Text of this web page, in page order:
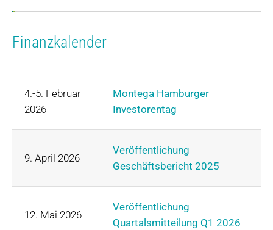
Finanzkalender
4.-5. Februar
2026
Montega Hamburger
Investorentag
9. April 2026
Veröffentlichung
Geschäftsbericht 2025
12. Mai 2026
Veröffentlichung
Quartalsmitteilung Q1 2026